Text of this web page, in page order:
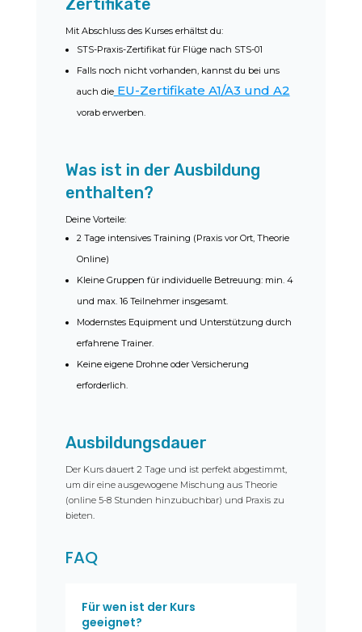
Zertifikate
Mit Abschluss des Kurses erhältst du:
STS-Praxis-Zertifikat für Flüge nach STS-01
Falls noch nicht vorhanden, kannst du bei uns
auch dieEU-Zertifikate A1/A3 und A2
vorab erwerben.
Was ist in der Ausbildung
enthalten?
Deine Vorteile:
2 Tage intensives Training (Praxis vor Ort, Theorie
Online)
Kleine Gruppen für individuelle Betreuung: min. 4
und max. 16 Teilnehmer insgesamt.
Modernstes Equipment und Unterstützung durch
erfahrene Trainer.
Keine eigene Drohne oder Versicherung
erforderlich.
Ausbildungsdauer
Der Kurs dauert 2 Tage und ist perfekt abgestimmt,
um dir eine ausgewogene Mischung aus Theorie
(online 5-8 Stunden hinzubuchbar) und Praxis zu
bieten.
FAQ
Für wen ist der Kurs
geeignet?